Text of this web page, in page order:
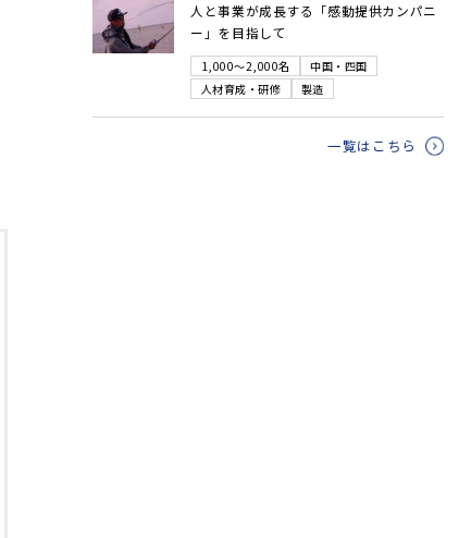
人と事業が成長する「感動提供カンパニ
ー」を目指して
1,000～2,000名
中国・四国
人材育成・研修
製造
一覧はこちら